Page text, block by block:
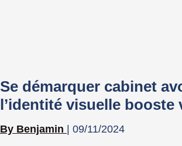
Se démarquer cabinet
l’identité visuelle
Benjamin 09/11/2024